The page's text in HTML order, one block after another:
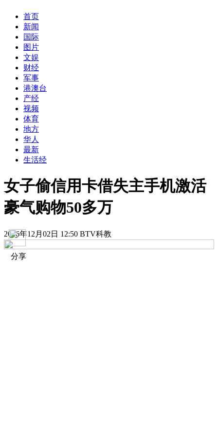
首页
新闻
国际
图片
文娱
财经
军事
港澳台
产经
视频
体育
地方
华人
最新
生活经
女子偷信用卡借失主手机激活
豪气购物50多万
2016年12月02日 12:50 BTV科教
分享